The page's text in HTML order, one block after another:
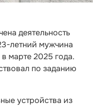
деятельность
летний мужчина
марте 2025 года.
по заданию
устройства из